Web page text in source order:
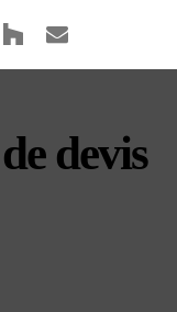
houzz email
devis